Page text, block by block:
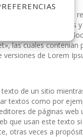
ha sido el texto de
una galería de textos
texto de relleno en
las cuales
de Lorem
de un sitio
textos como por
de páginas
que usan este texto
otras veces a